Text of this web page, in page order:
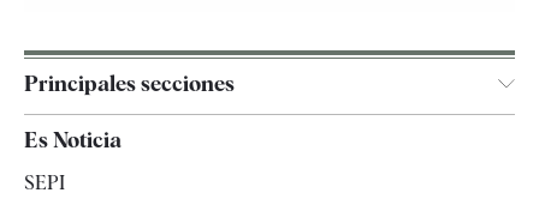
Principales secciones
España
Es Noticia
SEPI